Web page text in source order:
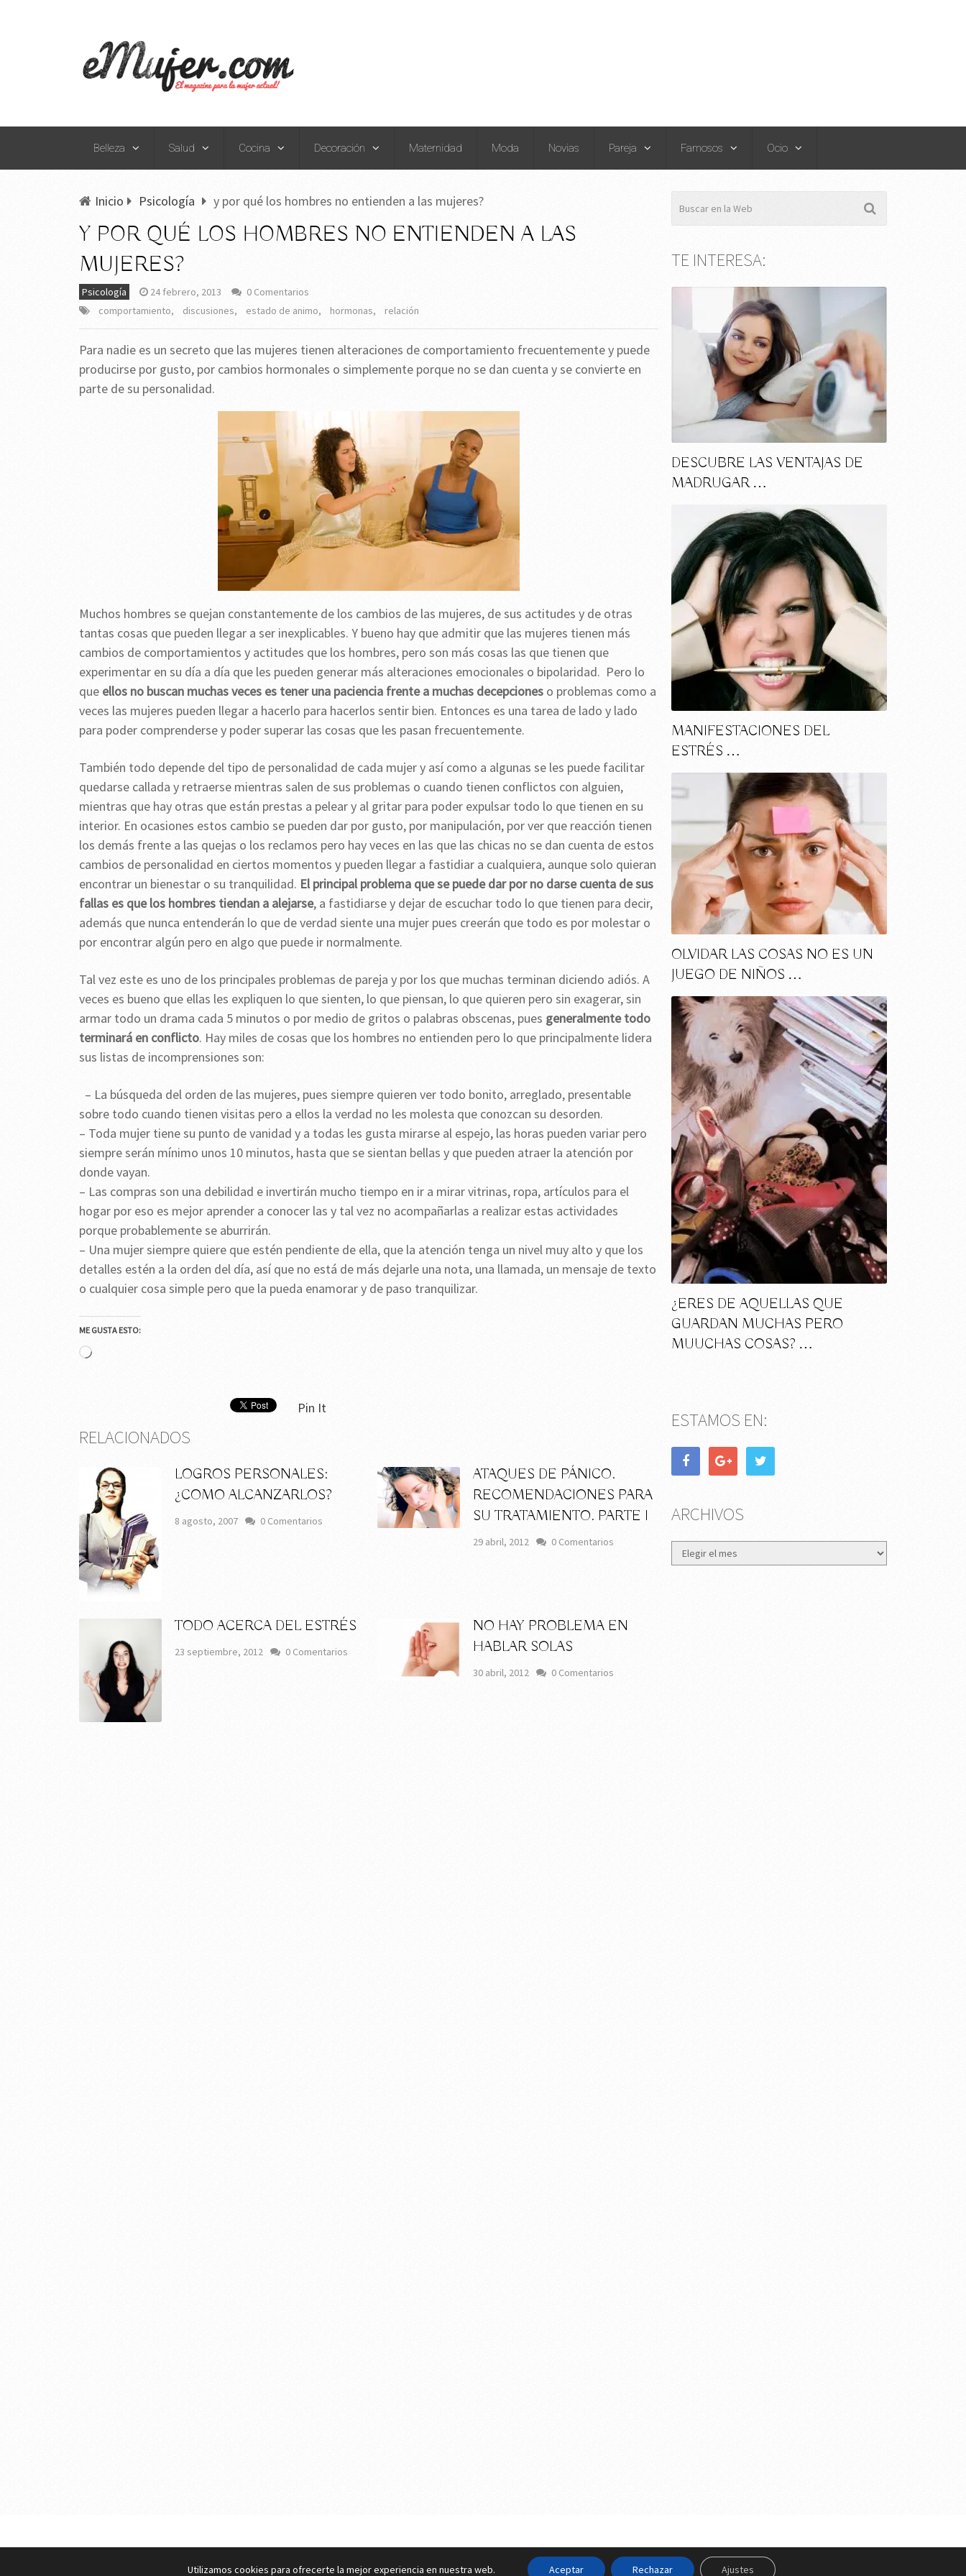
Belleza Salud Cocina Decoración Maternidad Moda Novias Pareja Famosos Ocio
Inicio Psicología y por qué los hombres no entienden a las mujeres?
Y POR QUÉ LOS HOMBRES NO ENTIENDEN A LAS
MUJERES?
Psicología 24 febrero, 2013
0 Comentarios
comportamiento, discusiones, estado de animo, hormonas, relación
Para nadie es un secreto que las mujeres tienen alteraciones de comportamiento frecuentemente y puede
producirse por gusto, por cambios hormonales o simplemente porque no se dan cuenta y se convierte en
parte de su personalidad.
Muchos hombres se quejan constantemente de los cambios de las mujeres, de sus actitudes y de otras
tantas cosas que pueden llegar a ser inexplicables. Y bueno hay que admitir que las mujeres tienen más
cambios de comportamientos y actitudes que los hombres, pero son más cosas las que tienen que
experimentar en su día a día que les pueden generar más alteraciones emocionales o bipolaridad. Pero lo
que ellos no buscan muchas veces es tener una paciencia frente a muchas decepciones o problemas como a
veces las mujeres pueden llegar a hacerlo para hacerlos sentir bien. Entonces es una tarea de lado y lado
para poder comprenderse y poder superar las cosas que les pasan frecuentemente.
También todo depende del tipo de personalidad de cada mujer y así como a algunas se les puede facilitar
quedarse callada y retraerse mientras salen de sus problemas o cuando tienen conflictos con alguien,
mientras que hay otras que están prestas a pelear y al gritar para poder expulsar todo lo que tienen en su
interior. En ocasiones estos cambio se pueden dar por gusto, por manipulación, por ver que reacción tienen
los demás frente a las quejas o los reclamos pero hay veces en las que las chicas no se dan cuenta de estos
cambios de personalidad en ciertos momentos y pueden llegar a fastidiar a cualquiera, aunque solo quieran
encontrar un bienestar o su tranquilidad. El principal problema que se puede dar por no darse cuenta de sus
fallas es que los hombres tiendan a alejarse, a fastidiarse y dejar de escuchar todo lo que tienen para decir,
además que nunca entenderán lo que de verdad siente una mujer pues creerán que todo es por molestar o
por encontrar algún pero en algo que puede ir normalmente.
Tal vez este es uno de los principales problemas de pareja y por los que muchas terminan diciendo adiós. A
veces es bueno que ellas les expliquen lo que sienten, lo que piensan, lo que quieren pero sin exagerar, sin
armar todo un drama cada 5 minutos o por medio de gritos o palabras obscenas, pues generalmente todo
terminará en conflicto. Hay miles de cosas que los hombres no entienden pero lo que principalmente lidera
sus listas de incomprensiones son:
– La búsqueda del orden de las mujeres, pues siempre quieren ver todo bonito, arreglado, presentable
sobre todo cuando tienen visitas pero a ellos la verdad no les molesta que conozcan su desorden.
– Toda mujer tiene su punto de vanidad y a todas les gusta mirarse al espejo, las horas pueden variar pero
siempre serán mínimo unos 10 minutos, hasta que se sientan bellas y que pueden atraer la atención por
donde vayan.
– Las compras son una debilidad e invertirán mucho tiempo en ir a mirar vitrinas, ropa, artículos para el
hogar por eso es mejor aprender a conocer las y tal vez no acompañarlas a realizar estas actividades
porque probablemente se aburrirán.
– Una mujer siempre quiere que estén pendiente de ella, que la atención tenga un nivel muy alto y que los
detalles estén a la orden del día, así que no está de más dejarle una nota, una llamada, un mensaje de texto
o cualquier cosa simple pero que la pueda enamorar y de paso tranquilizar.
ME GUSTA ESTO:
Cargando...
Pin It
RELACIONADOS
LOGROS PERSONALES:
¿COMO ALCANZARLOS?
8 agosto, 2007 0 Comentarios
ATAQUES DE PÁNICO.
RECOMENDACIONES PARA
SU TRATAMIENTO. PARTE I
29 abril, 2012 0 Comentarios
TODO ACERCA DEL ESTRÉS
23 septiembre, 2012 0 Comentarios
NO HAY PROBLEMA EN
HABLAR SOLAS
30 abril, 2012 0 Comentarios
TE INTERESA:
DESCUBRE LAS VENTAJAS DE
MADRUGAR …
MANIFESTACIONES DEL
ESTRÉS …
OLVIDAR LAS COSAS NO ES UN
JUEGO DE NIÑOS …
¿ERES DE AQUELLAS QUE
GUARDAN MUCHAS PERO
MUUCHAS COSAS? …
ESTAMOS EN:
ARCHIVOS
Archivos
Contactar ||Datos Legales y Privacidady
Utilizamos cookies para ofrecerte la mejor experiencia en nuestra web. Aceptar Rechazar Ajustes